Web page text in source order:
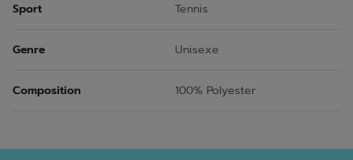
Sport Tennis
Genre Unisexe
Composition 100% Polyester